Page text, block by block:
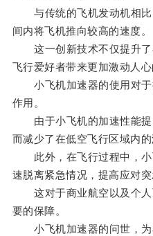
与传统的飞机发动机相比
间内将飞机推向较高的速度。
这一创新技术不仅提升了
飞行爱好者带来更加激动人心
小飞机加速器的使用对于
作用。
由于小飞机的加速性能提
而减少了在低空飞行区域内的
此外，在飞行过程中，小
速脱离紧急情况，提高应对突
这对于商业航空以及个人
要的保障。
小飞机加速器的问世，为